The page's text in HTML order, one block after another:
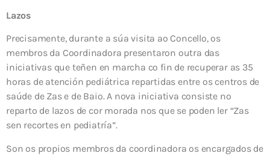
Lazos
Precisamente, durante a súa visita ao Concello, os
membros da Coordinadora presentaron outra das
iniciativas que teñen en marcha co fin de recuperar as 35
horas de atención pediátrica repartidas entre os centros de
saúde de Zas e de Baio. A nova iniciativa consiste no
reparto de lazos de cor morada nos que se poden ler “Zas
sen recortes en pediatría”.
Son os propios membros da coordinadora os encargados de